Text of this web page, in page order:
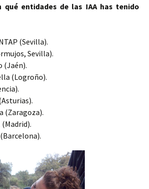
qué entidades de las IAA has tenido
(Sevilla).
Sevilla).
(Jaén).
(Logroño).
(Zaragoza).